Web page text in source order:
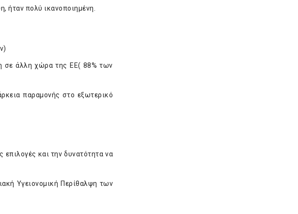
ήταν πολύ ικανοποιημένη.
σε άλλη χώρα της ΕΕ( 88% των
παραμονής στο εξωτερικό
και την δυνατότητα να
Υγειονομική Περίθαλψη των